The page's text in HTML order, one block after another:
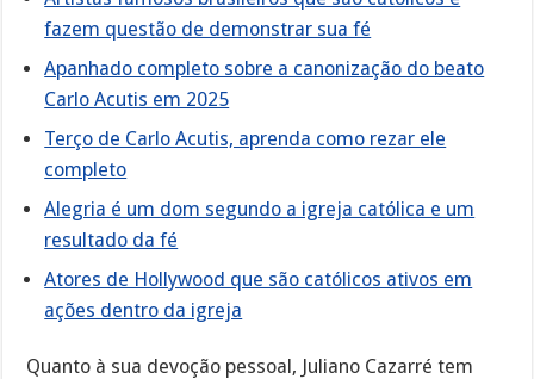
fazem questão de demonstrar sua fé
Apanhado completo sobre a canonização do beato
Carlo Acutis em 2025
Terço de Carlo Acutis, aprenda como rezar ele
completo
Alegria é um dom segundo a igreja católica e um
resultado da fé
Atores de Hollywood que são católicos ativos em
ações dentro da igreja
Quanto à sua devoção pessoal, Juliano Cazarré tem